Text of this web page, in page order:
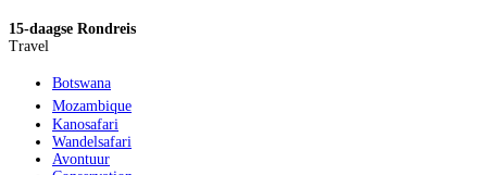
15-daagse Rondreis
Travel
Botswana
Mozambique
Kanosafari
Wandelsafari
Avontuur